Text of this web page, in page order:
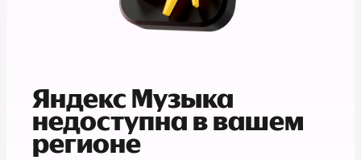
Яндекс Музыка
недоступна в вашем
регионе